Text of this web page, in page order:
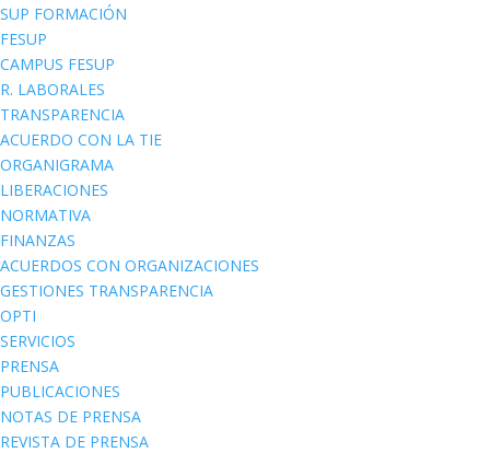
SUP FORMACIÓN
FESUP
CAMPUS FESUP
R. LABORALES
TRANSPARENCIA
ACUERDO CON LA TIE
ORGANIGRAMA
LIBERACIONES
NORMATIVA
FINANZAS
ACUERDOS CON ORGANIZACIONES
GESTIONES TRANSPARENCIA
OPTI
SERVICIOS
PRENSA
PUBLICACIONES
NOTAS DE PRENSA
REVISTA DE PRENSA